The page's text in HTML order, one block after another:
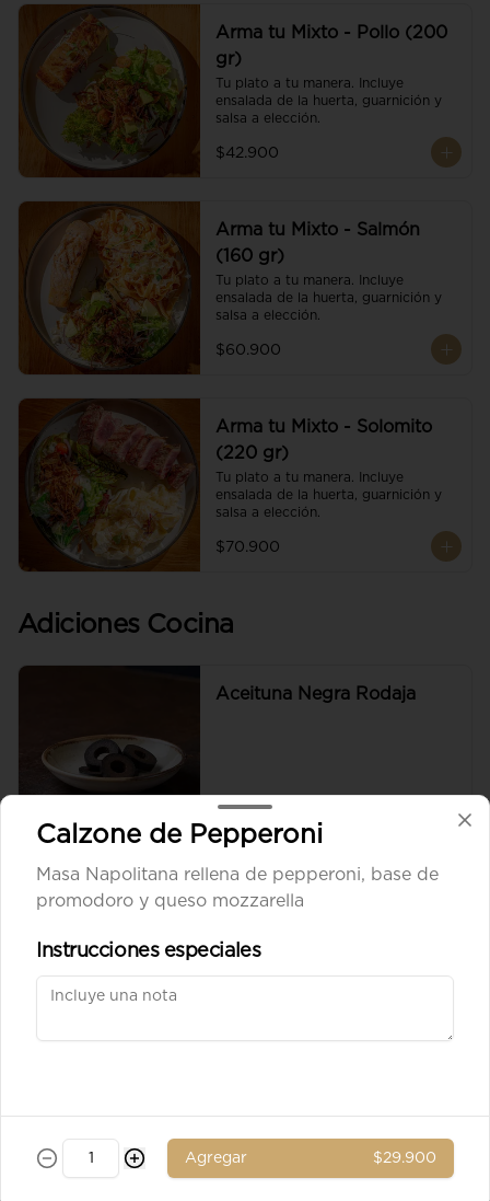
Arma tu Mixto - Pollo (200
gr)
Tu plato a tu manera. Incluye
ensalada de la huerta, guarnición y
salsa a elección.
$42.900
Arma tu Mixto - Salmón
(160 gr)
Tu plato a tu manera. Incluye
ensalada de la huerta, guarnición y
salsa a elección.
$60.900
Arma tu Mixto - Solomito
(220 gr)
Tu plato a tu manera. Incluye
ensalada de la huerta, guarnición y
salsa a elección.
$70.900
Adiciones Cocina
Aceituna Negra Rodaja
Aceituna verde entera
Calzone de Pepperoni
Masa Napolitana rellena de pepperoni, base de
promodoro y queso mozzarella
Instrucciones especiales
Agregar $29.900